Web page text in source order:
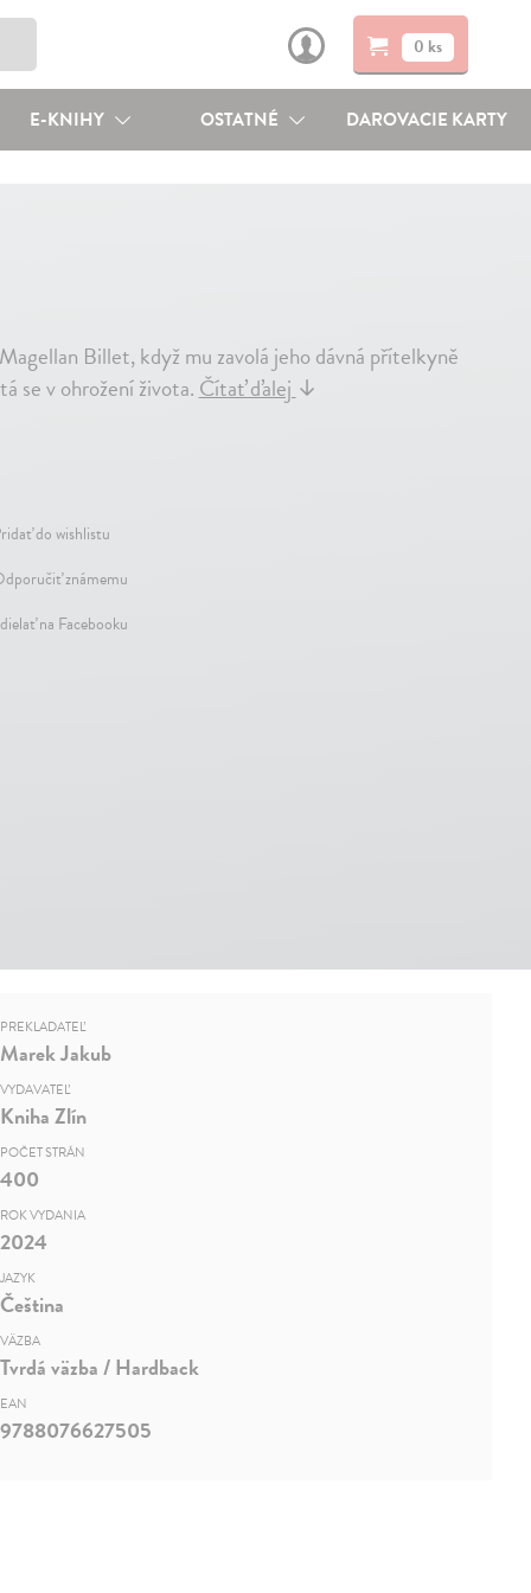
0 ks
E-KNIHY OSTATNÉ DAROVACIE KARTY
Billet, když mu zavolá jeho dávná přítelkyně
se v ohrožení života.Čítať ďalej↓
do wishlistu
známemu
na Facebooku
PREKLADATEĽ
Marek Jakub
VYDAVATEĽ
Kniha Zlín
POČET STRÁN
400
ROK VYDANIA
2024
JAZYK
Čeština
VÄZBA
Tvrdá väzba / Hardback
EAN
9788076627505